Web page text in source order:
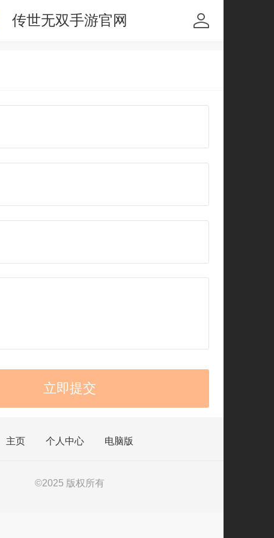
传世无双手游官网
主页 个人中心 电脑版
©2025 版权所有